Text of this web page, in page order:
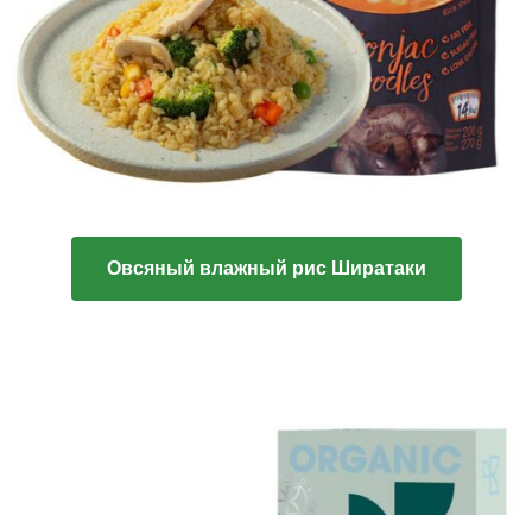
Овсяный влажный рис Ширатаки